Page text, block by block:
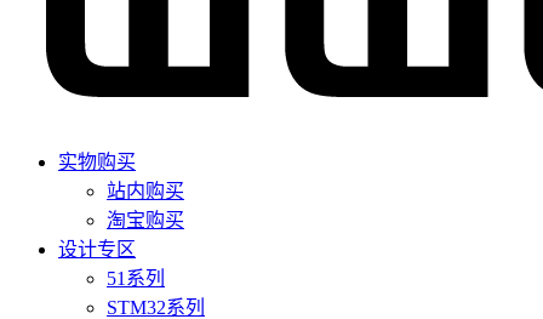
实物购买
站内购买
淘宝购买
设计专区
51系列
STM32系列